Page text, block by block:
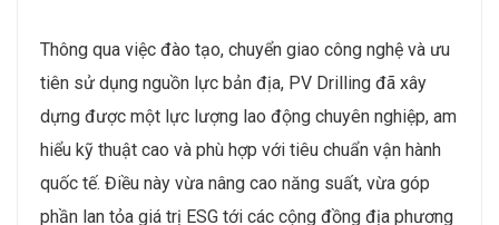
Thông qua việc đào tạo, chuyển giao công nghệ và ưu
tiên sử dụng nguồn lực bản địa, PV Drilling đã xây
dựng được một lực lượng lao động chuyên nghiệp, am
hiểu kỹ thuật cao và phù hợp với tiêu chuẩn vận hành
quốc tế. Điều này vừa nâng cao năng suất, vừa góp
phần lan tỏa giá trị ESG tới các cộng đồng địa phương